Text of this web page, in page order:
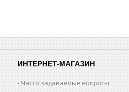
ИНТЕРНЕТ-МАГАЗИН
Часто задаваемые вопросы